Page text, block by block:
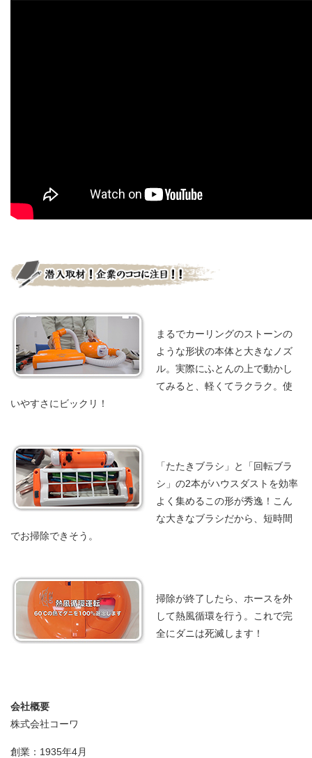
まるでカーリングのストーンの
ような形状の本体と大きなノズ
ル。実際にふとんの上で動かし
てみると、軽くてラクラク。使
いやすさにビックリ！
「たたきブラシ」と「回転ブラ
シ」の2本がハウスダストを効率
よく集めるこの形が秀逸！こん
な大きなブラシだから、短時間
でお掃除できそう。
掃除が終了したら、ホースを外
して熱風循環を行う。これで完
全にダニは死滅します！
会社概要
株式会社コーワ
創業：1935年4月